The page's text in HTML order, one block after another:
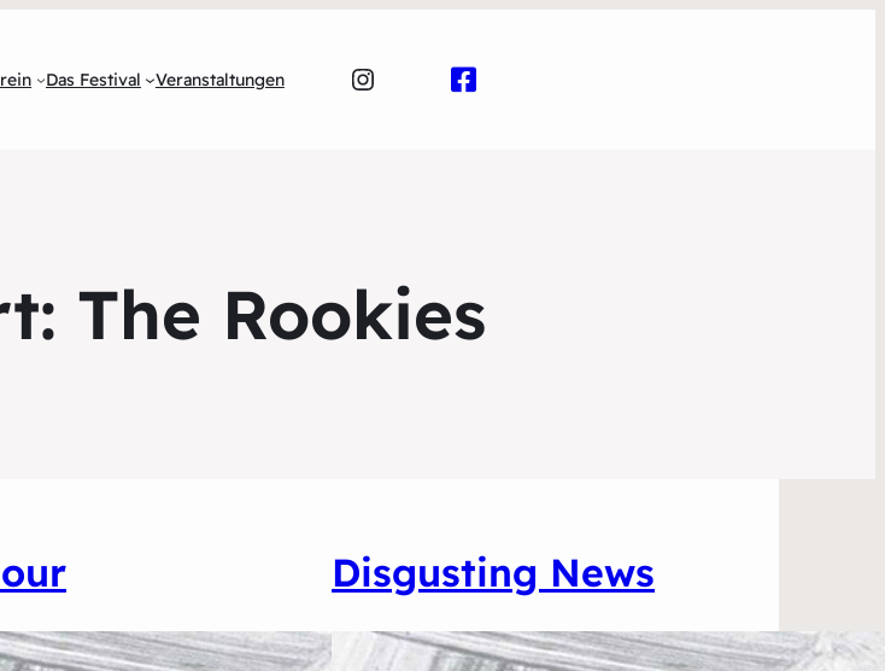
Das Festival Veranstaltungen Instagram
The Rookies
Disgusting News